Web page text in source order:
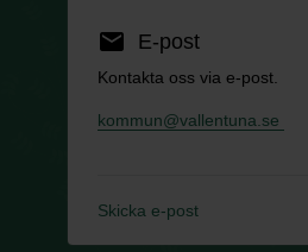
email E-post
Kontakta oss via e-post.
kommun@vallentuna.se
Skicka e-post